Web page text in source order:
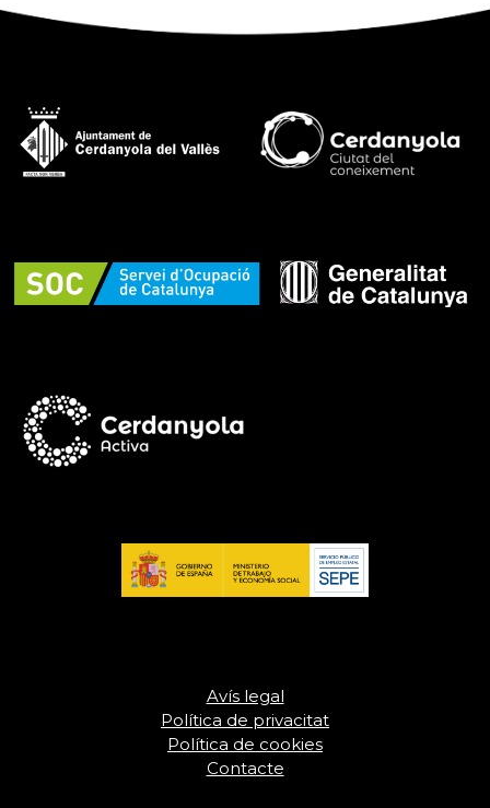
Avís legal
Política de privacitat
Política de cookies
Contacte